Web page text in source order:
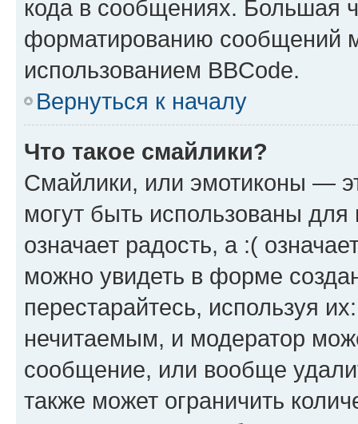
кода в сообщениях. Большая
форматированию сообщений
использованием BBCode.
Вернуться к началу
Что такое смайлики?
Смайлики, или эмотиконы —
могут быть использованы
означает радость, а :(
можно увидеть в форме
перестарайтесь, используя
нечитаемым, и модератор
сообщение, или вообще
также может ограничить